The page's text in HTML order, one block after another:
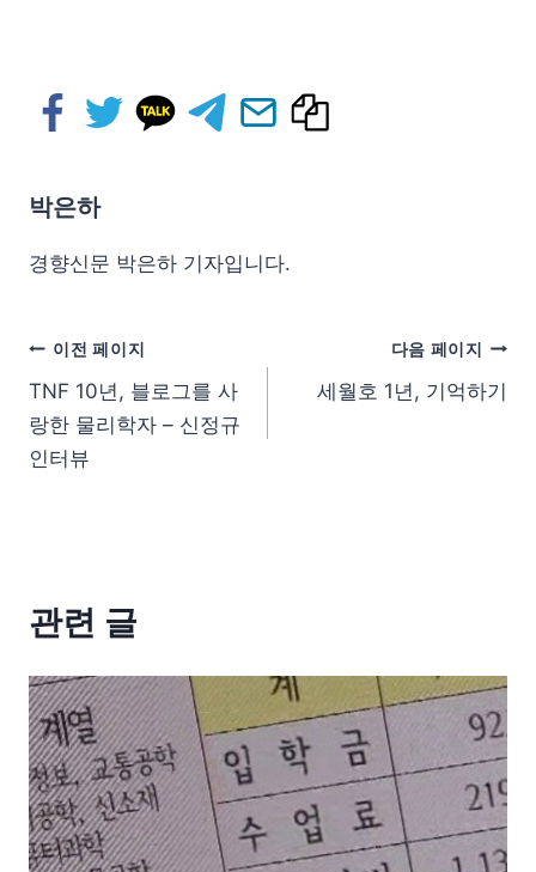
박은하
경향신문 박은하 기자입니다.
이전 페이지
TNF 10년, 블로그를 사
랑한 물리학자 – 신정규
인터뷰
다음 페이지
세월호 1년, 기억하기
관련 글